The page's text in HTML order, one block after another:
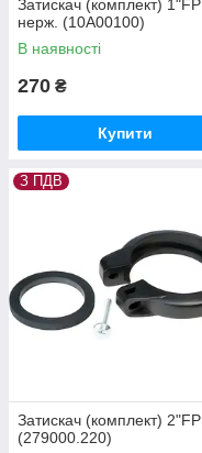
Затискач (комплект) 1"FP
нерж. (10A00100)
В наявності
270 ₴
Купити
З ПДВ
Затискач (комплект) 2"FP
(279000.220)